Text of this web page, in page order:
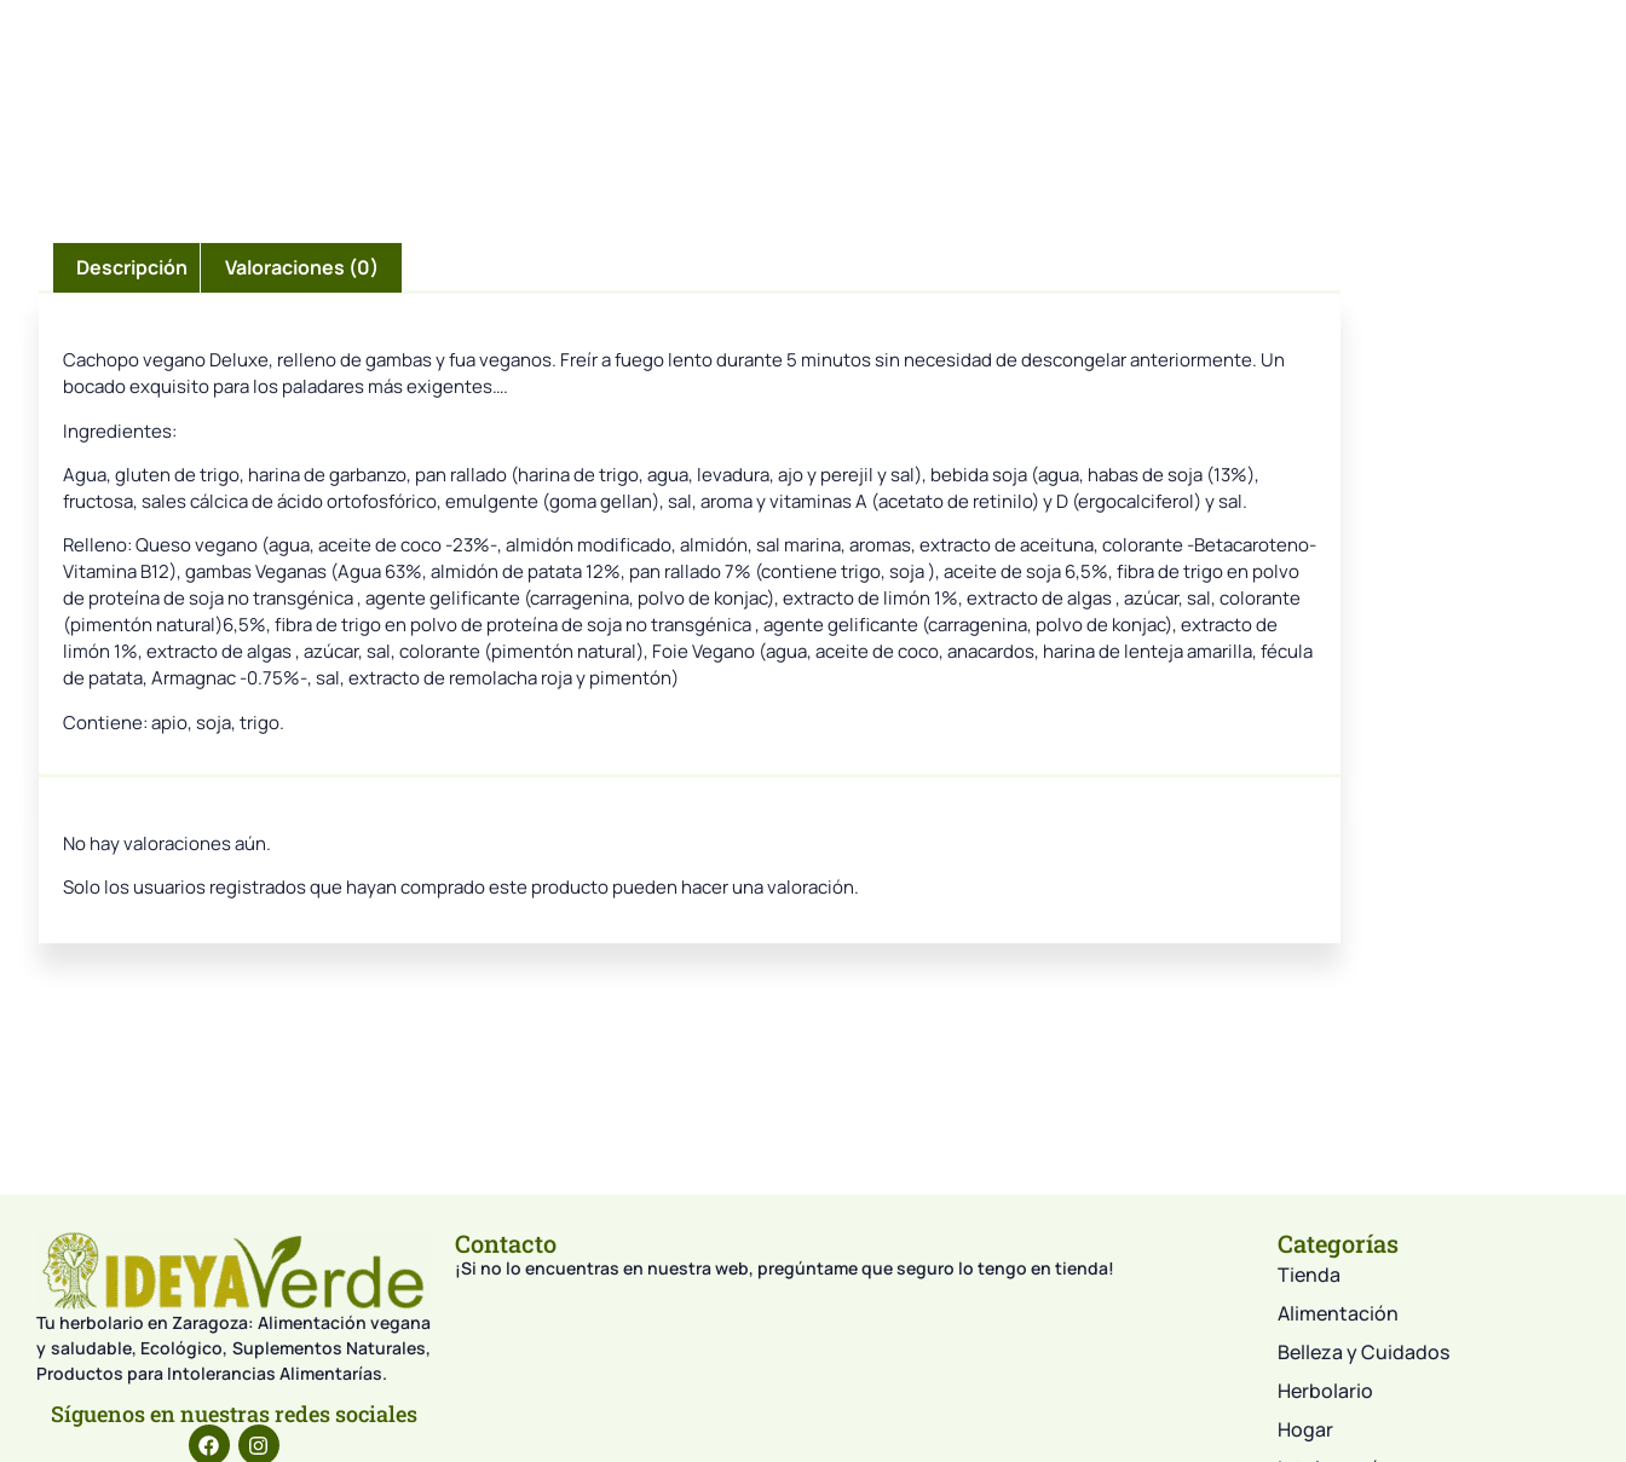
Descripción Valoraciones (0)
Cachopo vegano Deluxe, relleno de gambas y fua veganos. Freír a fuego lento durante 5 minutos sin necesidad de descongelar anteriormente. Un
bocado exquisito para los paladares más exigentes….
Ingredientes:
Agua, gluten de trigo, harina de garbanzo, pan rallado (harina de trigo, agua, levadura, ajo y perejil y sal), bebida soja (agua, habas de soja (13%),
fructosa, sales cálcica de ácido ortofosfórico, emulgente (goma gellan), sal, aroma y vitaminas A (acetato de retinilo) y D (ergocalciferol) y sal.
Relleno: Queso vegano (agua, aceite de coco -23%-, almidón modificado, almidón, sal marina, aromas, extracto de aceituna, colorante -Betacaroteno-
Vitamina B12), gambas Veganas (Agua 63%, almidón de patata 12%, pan rallado 7% (contiene trigo, soja ), aceite de soja 6,5%, fibra de trigo en polvo
de proteína de soja no transgénica , agente gelificante (carragenina, polvo de konjac), extracto de limón 1%, extracto de algas , azúcar, sal, colorante
(pimentón natural)6,5%, fibra de trigo en polvo de proteína de soja no transgénica , agente gelificante (carragenina, polvo de konjac), extracto de
limón 1%, extracto de algas , azúcar, sal, colorante (pimentón natural), Foie Vegano (agua, aceite de coco, anacardos, harina de lenteja amarilla, fécula
de patata, Armagnac -0.75%-, sal, extracto de remolacha roja y pimentón)
Contiene: apio, soja, trigo.
No hay valoraciones aún.
Solo los usuarios registrados que hayan comprado este producto pueden hacer una valoración.
Tu herbolario en Zaragoza: Alimentación vegana
y saludable, Ecológico, Suplementos Naturales,
Productos para Intolerancias Alimentarías.
Síguenos en nuestras redes sociales
Contacto
¡Si no lo encuentras en nuestra web, pregúntame que seguro lo tengo en tienda!
Categorías
Tienda
Alimentación
Belleza y Cuidados
Herbolario
Hogar